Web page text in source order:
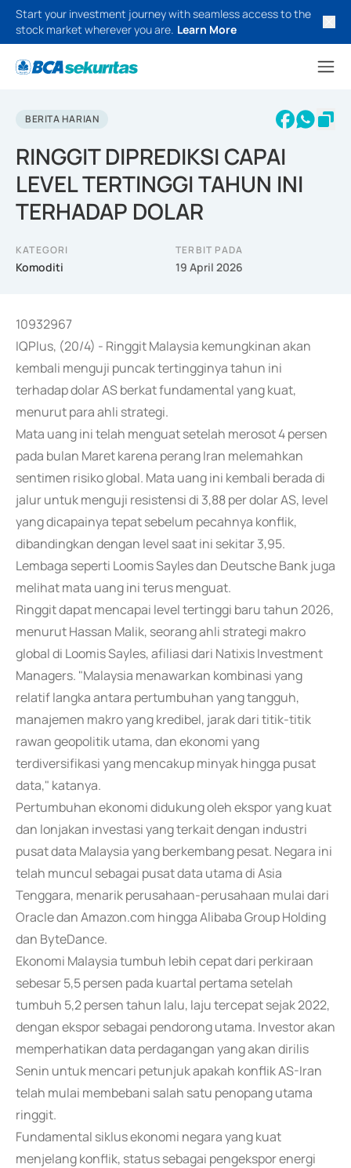
Start your investment journey with seamless access to the
stock market wherever you are. Learn More
BERITA HARIAN
RINGGIT DIPREDIKSI CAPAI
LEVEL TERTINGGI TAHUN INI
TERHADAP DOLAR
KATEGORI
Komoditi
TERBIT PADA
19 April 2026
10932967
IQPlus, (20/4) - Ringgit Malaysia kemungkinan akan
kembali menguji puncak tertingginya tahun ini
terhadap dolar AS berkat fundamental yang kuat,
menurut para ahli strategi.
Mata uang ini telah menguat setelah merosot 4 persen
pada bulan Maret karena perang Iran melemahkan
sentimen risiko global. Mata uang ini kembali berada di
jalur untuk menguji resistensi di 3,88 per dolar AS, level
yang dicapainya tepat sebelum pecahnya konflik,
dibandingkan dengan level saat ini sekitar 3,95.
Lembaga seperti Loomis Sayles dan Deutsche Bank juga
melihat mata uang ini terus menguat.
Ringgit dapat mencapai level tertinggi baru tahun 2026,
menurut Hassan Malik, seorang ahli strategi makro
global di Loomis Sayles, afiliasi dari Natixis Investment
Managers. "Malaysia menawarkan kombinasi yang
relatif langka antara pertumbuhan yang tangguh,
manajemen makro yang kredibel, jarak dari titik-titik
rawan geopolitik utama, dan ekonomi yang
terdiversifikasi yang mencakup minyak hingga pusat
data," katanya.
Pertumbuhan ekonomi didukung oleh ekspor yang kuat
dan lonjakan investasi yang terkait dengan industri
pusat data Malaysia yang berkembang pesat. Negara ini
telah muncul sebagai pusat data utama di Asia
Tenggara, menarik perusahaan-perusahaan mulai dari
Oracle dan Amazon.com hingga Alibaba Group Holding
dan ByteDance.
Ekonomi Malaysia tumbuh lebih cepat dari perkiraan
sebesar 5,5 persen pada kuartal pertama setelah
tumbuh 5,2 persen tahun lalu, laju tercepat sejak 2022,
dengan ekspor sebagai pendorong utama. Investor akan
memperhatikan data perdagangan yang akan dirilis
Senin untuk mencari petunjuk apakah konflik AS-Iran
telah mulai membebani salah satu penopang utama
ringgit.
Fundamental siklus ekonomi negara yang kuat
menjelang konflik, status sebagai pengekspor energi